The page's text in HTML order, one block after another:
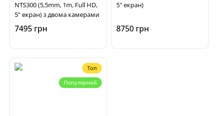
NTS300 (5,5mm, 1m, Full HD,
5" екран) з двома камерами
7495 грн
5" екран)
8750 грн
Топ
Популярний